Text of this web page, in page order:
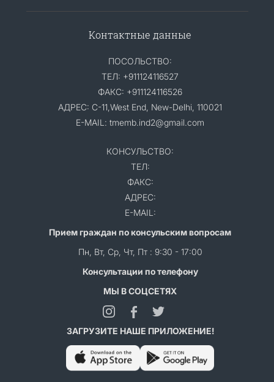
Контактные данные
ПОСОЛЬСТВО:
ТЕЛ: +911124116527
ФАКС: +911124116526
АДРЕС: C-11,West End, New-Delhi, 110021
E-MAIL: tmemb.ind2@gmail.com
КОНСУЛЬСТВО:
ТЕЛ:
ФАКС:
АДРЕС:
E-MAIL:
Прием граждан по консульским вопросам
Пн, Вт, Ср, Чт, Пт : 9:30 - 17:00
Консультации по телефону
МЫ В СОЦСЕТЯХ
ЗАГРУЗИТЕ НАШЕ ПРИЛОЖЕНИЕ!